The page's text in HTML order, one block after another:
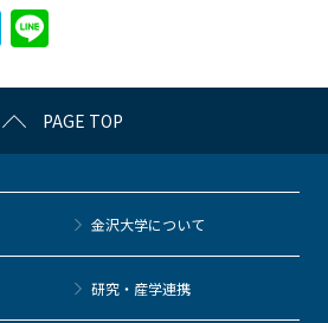
H
e
n
a
e
PAGE TOP
金沢大学について
研究・産学連携